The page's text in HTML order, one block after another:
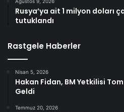
Rusya’ya ait 1 milyon doları
tutuklandı
Rastgele Haberler
Nisan 5, 2026
Hakan Fidan, BM Yetkilisi
Geldi
Temmuz 20, 2026